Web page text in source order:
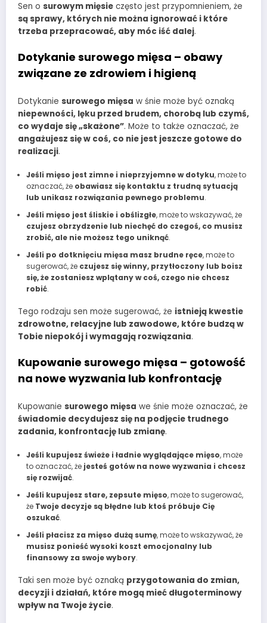
Sen o surowym mięsie często jest przypomnieniem, że
są sprawy, których nie można ignorować i które
trzeba przepracować, aby móc iść dalej.
Dotykanie surowego mięsa – obawy
związane ze zdrowiem i higieną
Dotykanie surowego mięsa w śnie może być oznaką
niepewności, lęku przed brudem, chorobą lub czymś,
co wydaje się „skażone”. Może to także oznaczać, że
angażujesz się w coś, co nie jest jeszcze gotowe do
realizacji.
Jeśli mięso jest zimne i nieprzyjemne w dotyku, może to
oznaczać, że obawiasz się kontaktu z trudną sytuacją
lub unikasz rozwiązania pewnego problemu.
Jeśli mięso jest śliskie i obślizgłe, może to wskazywać, że
czujesz obrzydzenie lub niechęć do czegoś, co musisz
zrobić, ale nie możesz tego uniknąć.
Jeśli po dotknięciu mięsa masz brudne ręce, może to
sugerować, że czujesz się winny, przytłoczony lub boisz
się, że zostaniesz wplątany w coś, czego nie chcesz
robić.
Tego rodzaju sen może sugerować, że istnieją kwestie
zdrowotne, relacyjne lub zawodowe, które budzą w
Tobie niepokój i wymagają rozwiązania.
Kupowanie surowego mięsa – gotowość
na nowe wyzwania lub konfrontację
Kupowanie surowego mięsa we śnie może oznaczać, że
świadomie decydujesz się na podjęcie trudnego
zadania, konfrontację lub zmianę.
Jeśli kupujesz świeże i ładnie wyglądające mięso, może
to oznaczać, że jesteś gotów na nowe wyzwania i chcesz
się rozwijać.
Jeśli kupujesz stare, zepsute mięso, może to sugerować,
że Twoje decyzje są błędne lub ktoś próbuje Cię
oszukać.
Jeśli płacisz za mięso dużą sumę, może to wskazywać, że
musisz ponieść wysoki koszt emocjonalny lub
finansowy za swoje wybory.
Taki sen może być oznaką przygotowania do zmian,
decyzji i działań, które mogą mieć długoterminowy
wpływ na Twoje życie.